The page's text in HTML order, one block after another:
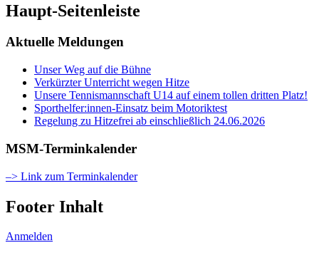
Haupt-Seitenleiste
Aktuelle Meldungen
Unser Weg auf die Bühne
Verkürzter Unterricht wegen Hitze
Unsere Tennismannschaft U14 auf einem tollen dritten Platz!
Sporthelfer:innen-Einsatz beim Motoriktest
Regelung zu Hitzefrei ab einschließlich 24.06.2026
MSM-Terminkalender
–> Link zum Terminkalender
Footer Inhalt
Anmelden